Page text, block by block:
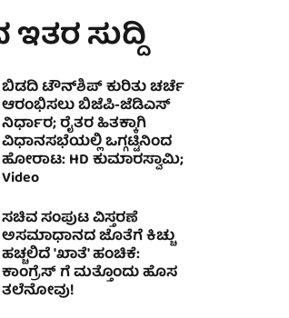
ಸುದ್ದಿ
ಬಿಡದಿ ಟೌನ್‌ಶಿಪ್ ಕುರಿತು ಚರ್ಚೆ
ಆರಂಭಿಸಲು ಬಿಜೆಪಿ-ಜೆಡಿಎಸ್
ನಿರ್ಧಾರ; ರೈತರ ಹಿತಕ್ಕಾಗಿ
ವಿಧಾನಸಭೆಯಲ್ಲಿ ಒಗ್ಗಟ್ಟಿನಿಂದ
ಹೋರಾಟ: HD ಕುಮಾರಸ್ವಾಮಿ;
Video
ಸಚಿವ ಸಂಪುಟ ವಿಸ್ತರಣೆ
ಅಸಮಾಧಾನದ ಜೊತೆಗೆ ಕಿಚ್ಚು
ಹಚ್ಚಲಿದೆ 'ಖಾತೆ' ಹಂಚಿಕೆ:
ಕಾಂಗ್ರೆಸ್ ಗೆ ಮತ್ತೊಂದು ಹೊಸ
ತಲೆನೋವು!